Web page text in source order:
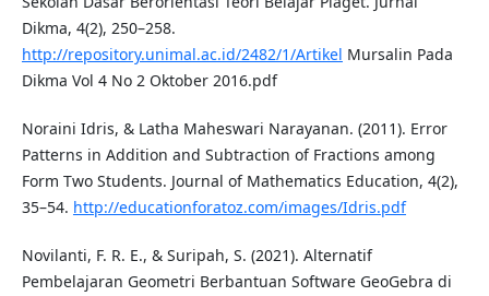
Dikma, 4(2), 250–258.
http://repository.unimal.ac.id/2482/1/Artikel Mursalin Pada
Dikma Vol 4 No 2 Oktober 2016.pdf
Noraini Idris, & Latha Maheswari Narayanan. (2011). Error
Patterns in Addition and Subtraction of Fractions among
Form Two Students. Journal of Mathematics Education, 4(2),
35–54. http://educationforatoz.com/images/Idris.pdf
Novilanti, F. R. E., & Suripah, S. (2021). Alternatif
Pembelajaran Geometri Berbantuan Software GeoGebra di